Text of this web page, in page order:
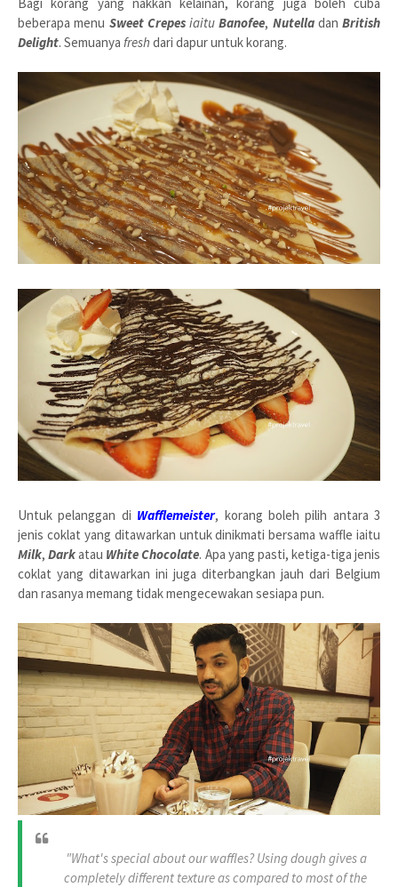
beberapa menu Sweet Crepesiaitu Banofee, Nutelladan British
Delight. Semuanya fresh dari dapur untuk korang.
Untuk pelanggan di Wafflemeister, korang boleh pilih antara 3
jenis coklat yang ditawarkan untuk dinikmati bersama waffle iaitu
Milk, Darkatau White Chocolate. Apa yang pasti, ketiga-tiga jenis
coklat yang ditawarkan ini juga diterbangkan jauh dari Belgium
dan rasanya memang tidak mengecewakan sesiapa pun.
"What's special about our waffles? Using dough gives a
completely different texture as compared to most of the